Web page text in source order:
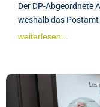
Der DP-Abgeordnete
weshalb das Postamt
weiterlesen...